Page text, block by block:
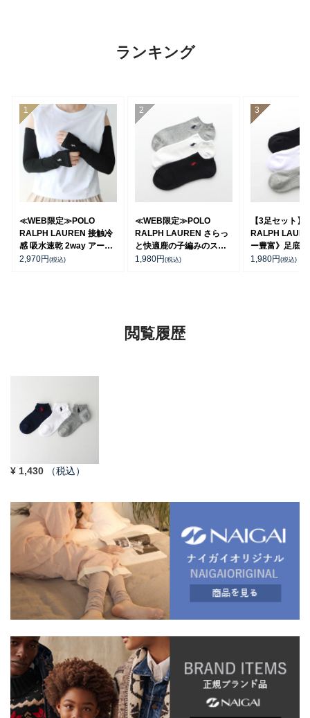
ランキング
≪WEB限定≫POLO
RALPH LAUREN 接触冷
感 吸水速乾 2way アーム
カバー ＆ レッグウォーマ
2,970円(税込)
≪WEB限定≫POLO
RALPH LAUREN さらっ
と快適鹿の子編みのスニ
ーカー丈ソックス 【3足
1,980円(税込)
【3足セット】
RALPH
ー豊富》足底
ポイントソッ
1,980円(税込)
閲覧履歴
¥ 1,430 （税込）